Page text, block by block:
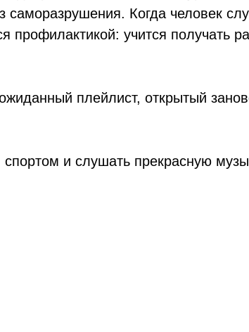
саморазрушения. Когда человек
профилактикой: учится получать
плейлист, открытый
и слушать прекрасную